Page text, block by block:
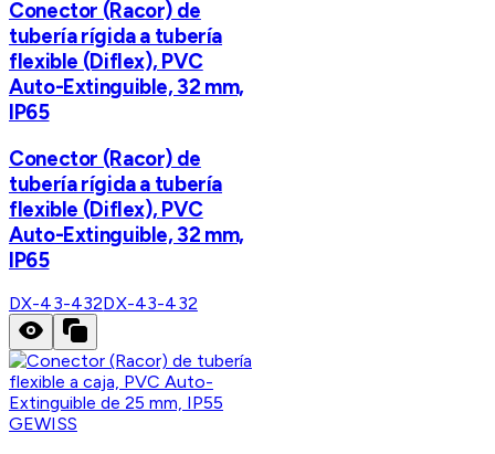
Conector (Racor) de
tubería rígida a tubería
flexible (Diflex), PVC
Auto-Extinguible, 32 mm,
IP65
Conector (Racor) de
tubería rígida a tubería
flexible (Diflex), PVC
Auto-Extinguible, 32 mm,
IP65
DX-43-432DX-43-432
GEWISS